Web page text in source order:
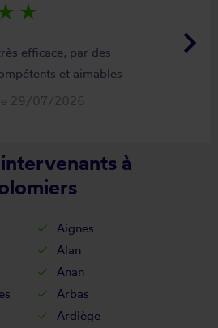
keyboard_arrow_right
star_rate
efficace, par des
et aimables
29/07/2026
à
Aignes
Alan
Anan
Arbas
Ardiège